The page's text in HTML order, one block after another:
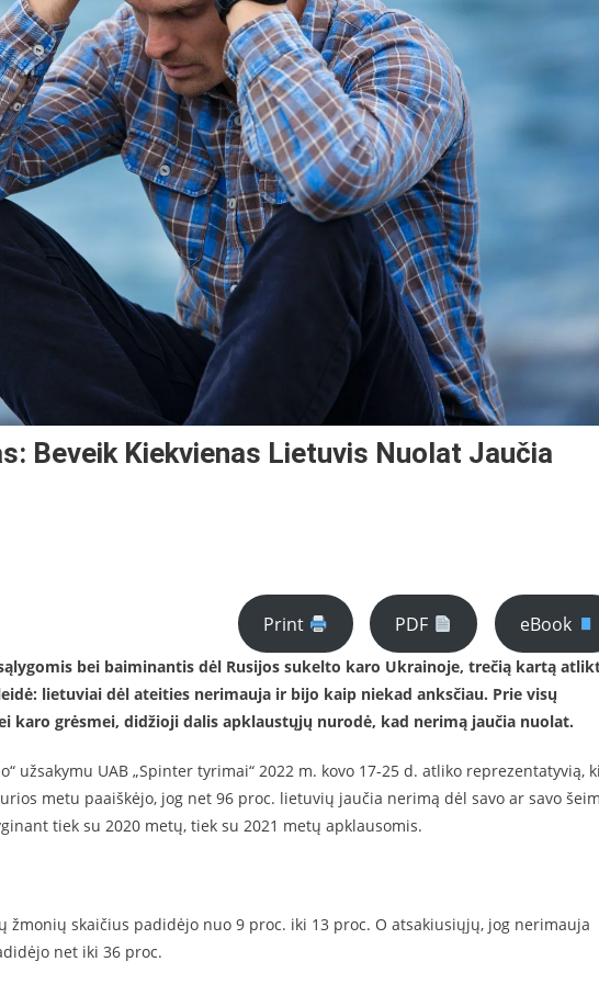
Beveik Kiekvienas Lietuvis Nuolat Jaučia
Print PDF eBook
bei baiminantis dėl Rusijos sukelto karo Ukrainoje, trečią kartą
lietuviai dėl ateities nerimauja ir bijo kaip niekad anksčiau. Prie visų
karo grėsmei, didžioji dalis apklaustųjų nurodė, kad nerimą jaučia nuolat.
užsakymu UAB „Spinter tyrimai“ 2022 m. kovo 17-25 d. atliko reprezentatyvią,
metu paaiškėjo, jog net 96 proc. lietuvių jaučia nerimą dėl savo ar savo
tiek su 2020 metų, tiek su 2021 metų apklausomis.
žmonių skaičius padidėjo nuo 9 proc. iki 13 proc. O atsakiusiųjų, jog nerimauja
net iki 36 proc.